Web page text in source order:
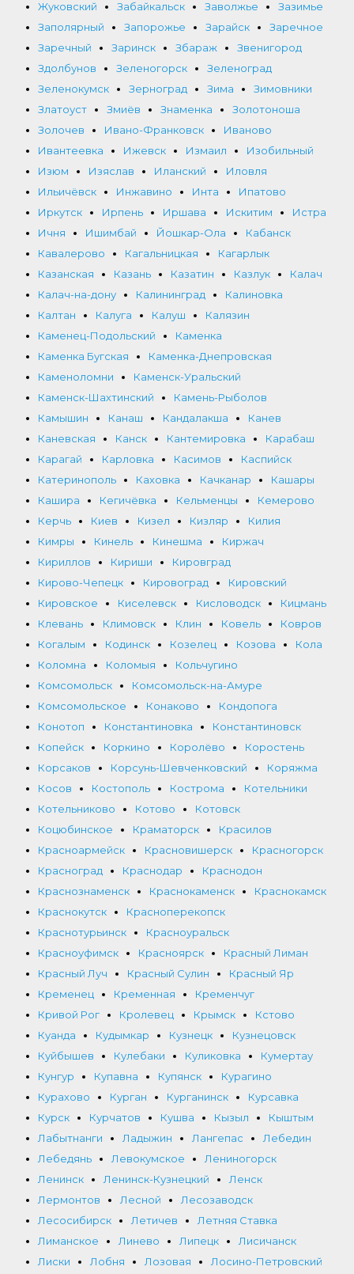
Жуковский Забайкальск Заволжье
Зазимье
Заполярный
Запорожье Зарайск
Заречное
Заречный
Заринск Збараж
Звенигород
Здолбунов
Зеленогорск
Зеленоград
Зеленокумск
Зерноград Зима
Зимовники
Златоуст
Змиёв Знаменка
Золотоноша
Золочев
Ивано-Франковск
Иваново
Ивантеевка
Ижевск Измаил
Изобильный
Изюм
Изяслав Иланский
Иловля
Ильичёвск
Инжавино Инта
Ипатово
Иркутск
Ирпень Иршава Искитим
Истра
Ичня
Ишимбай Йошкар-Ола
Кабанск
Кавалерово
Кагальницкая
Кагарлык
Казанская
Казань Казатин Казлук
Калач
Калач-на-дону
Калининград
Калиновка
Калтан
Калуга Калуш
Калязин
Каменец-Подольский
Каменка
Каменка Бугская
Каменка-Днепровская
Каменоломни
Каменск-Уральский
Каменск-Шахтинский
Камень-Рыболов
Камышин
Канаш Кандалакша
Канев
Каневская
Канск Кантемировка
Карабаш
Карагай
Карловка Касимов
Каспийск
Катеринополь
Каховка Качканар
Кашары
Кашира
Кегичёвка Кельменцы
Кемерово
Керчь
Киев Кизел Кизляр
Килия
Кимры
Кинель Кинешма
Киржач
Кириллов
Кириши
Кировград
Кирово-Чепецк
Кировоград
Кировский
Кировское
Киселевск Кисловодск
Кицмань
Клевань
Климовск Клин Ковель
Ковров
Когалым
Кодинск Козелец Козова
Кола
Коломна
Коломыя
Кольчугино
Комсомольск
Комсомольск-на-Амуре
Комсомольское
Конаково
Кондопога
Конотоп
Константиновка
Константиновск
Копейск
Коркино Королёво
Коростень
Корсаков
Корсунь-Шевченковский
Коряжма
Косов
Костополь Кострома
Котельники
Котельниково
Котово
Котовск
Коцюбинское
Краматорск
Красилов
Красноармейск
Красновишерск
Красногорск
Красноград
Краснодар
Краснодон
Краснознаменск
Краснокаменск
Краснокамск
Краснокутск
Красноперекопск
Краснотурьинск
Красноуральск
Красноуфимск
Красноярск
Красный Лиман
Красный Луч
Красный Сулин
Красный Яр
Кременец
Кременная
Кременчуг
Кривой Рог
Кролевец Крымск
Кстово
Куанда
Кудымкар Кузнецк
Кузнецовск
Куйбышев
Кулебаки Куликовка
Кумертау
Кунгур
Купавна Купянск
Курагино
Курахово
Курган Курганинск
Курсавка
Курск
Курчатов Кушва Кызыл
Кыштым
Лабытнанги
Ладыжин Лангепас
Лебедин
Лебедянь
Левокумское
Лениногорск
Ленинск
Ленинск-Кузнецкий
Ленск
Лермонтов
Лесной
Лесозаводск
Лесосибирск
Летичев
Летняя Ставка
Лиманское
Линево Липецк
Лисичанск
Лиски
Лобня Лозовая
Лосино-Петровский